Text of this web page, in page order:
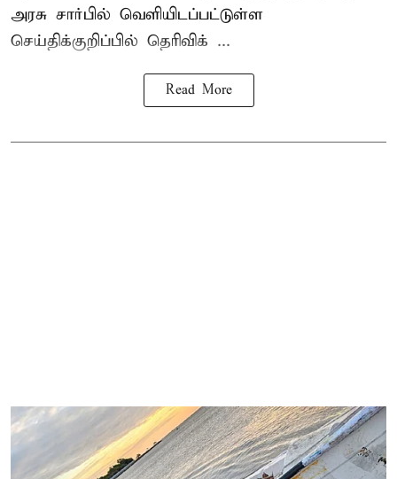
அரசு சார்பில் வெளியிடப்பட்டுள்ள
செய்திக்குறிப்பில் தெரிவிக் ...
Read More